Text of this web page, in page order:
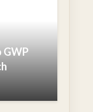
GWP